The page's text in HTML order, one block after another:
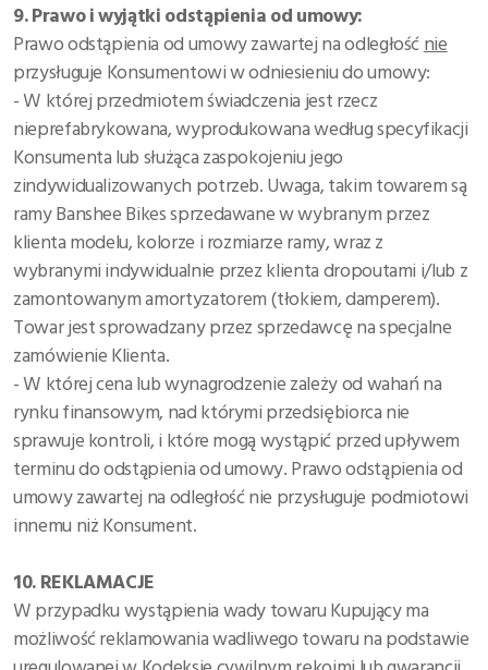
9. Prawo i wyjątki odstąpienia od umowy:
Prawo odstąpienia od umowy zawartej na odległośćnie
przysługuje Konsumentowi w odniesieniu do umowy:
- W której przedmiotem świadczenia jest rzecz
nieprefabrykowana, wyprodukowana według specyfikacji
Konsumenta lub służąca zaspokojeniu jego
zindywidualizowanych potrzeb. Uwaga, takim towarem są
ramy Banshee Bikes sprzedawane w wybranym przez
klienta modelu, kolorze i rozmiarze ramy, wraz z
wybranymi indywidualnie przez klienta dropoutami i/lub z
zamontowanym amortyzatorem (tłokiem, damperem).
Towar jest sprowadzany przez sprzedawcę na specjalne
zamówienie Klienta.
- W której cena lub wynagrodzenie zależy od wahań na
rynku finansowym, nad którymi przedsiębiorca nie
sprawuje kontroli, i które mogą wystąpić przed upływem
terminu do odstąpienia od umowy. Prawo odstąpienia od
umowy zawartej na odległość nie przysługuje podmiotowi
innemu niż Konsument.
10. REKLAMACJE
W przypadku wystąpienia wady towaru Kupujący ma
możliwość reklamowania wadliwego towaru na podstawie